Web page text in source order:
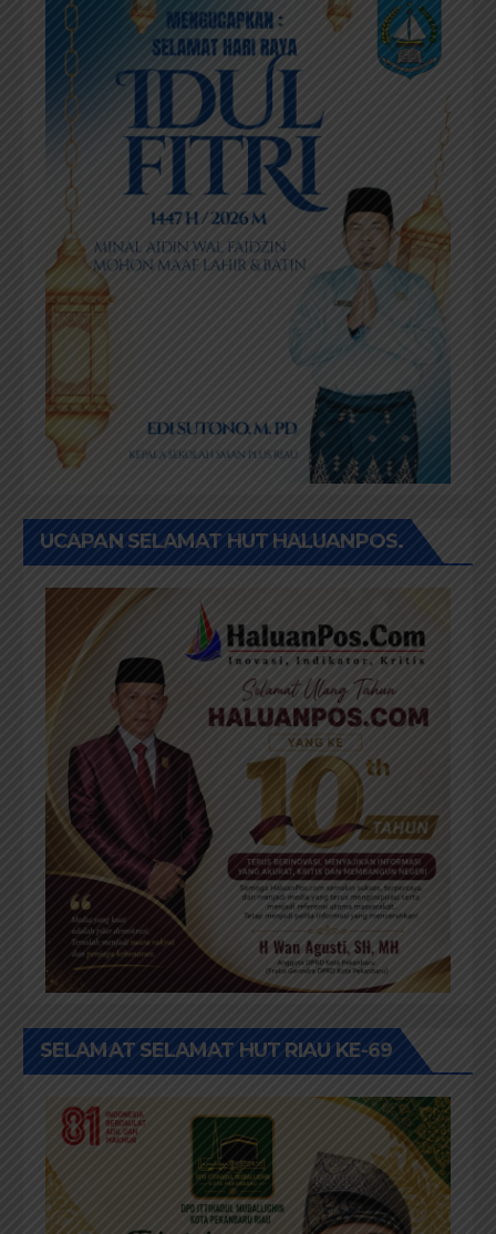
UCAPAN SELAMAT HUT HALUANPOS.
SELAMAT SELAMAT HUT RIAU KE-69